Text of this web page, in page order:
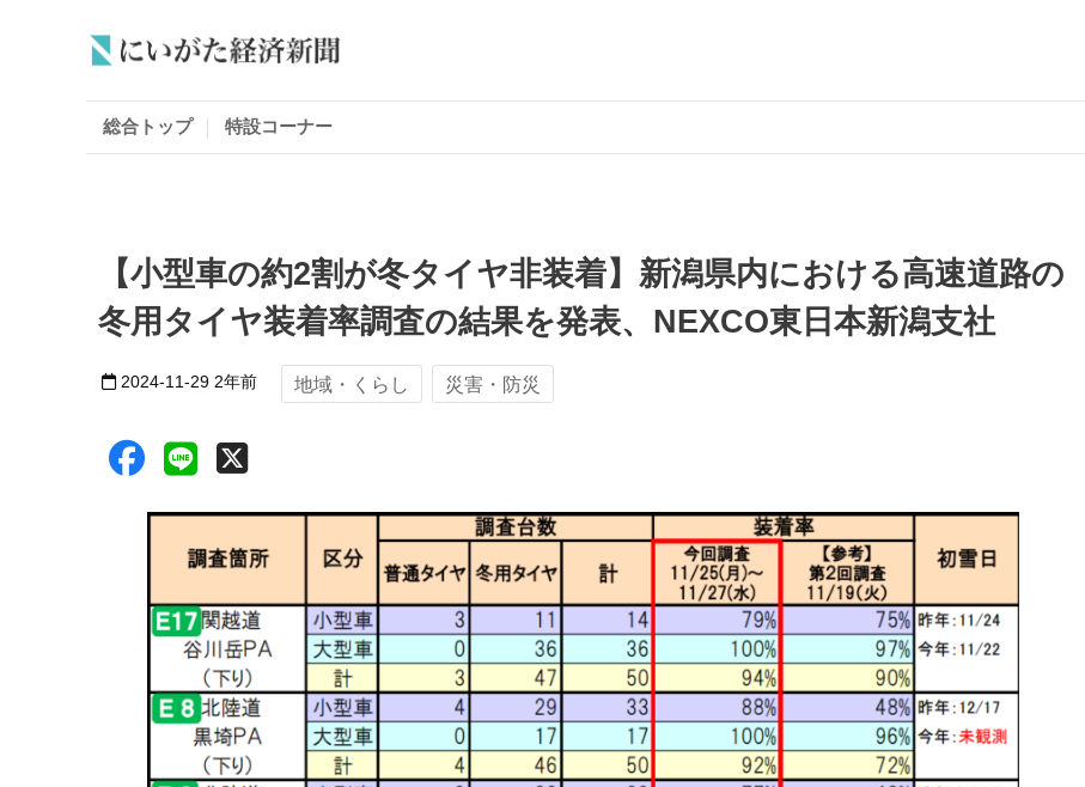
総合トップ 特設コーナー
【小型車の約2割が冬タイヤ非装着】新潟県内における高速道路の
冬用タイヤ装着率調査の結果を発表、NEXCO東日本新潟支社
2024-11-29 2年前 地域・くらし 災害・防災